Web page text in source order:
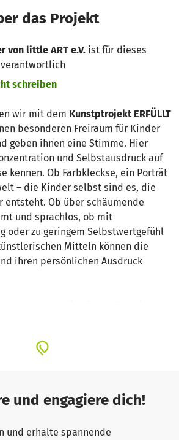
das Projekt
von little ART e.V. ist für dieses
schreiben
wir mit dem Kunstptrojekt ERFÜLLT
besonderen Freiraum für Kinder
geben ihnen eine Stimme. Hier
und Selbstausdruck auf
kennen. Ob Farbkleckse, ein Porträt
– die Kinder selbst sind es, die
entsteht. Ob über schäumende
und sprachlos, ob mit
oder zu geringem Selbstwertgefühl
Mitteln können die
ihren persönlichen Ausdruck
können und ihre persönliche
der viel Möglichkeit zu
Bezirk Oberbayern, SZ Gute
und engagiere dich!
und erhalte spannende